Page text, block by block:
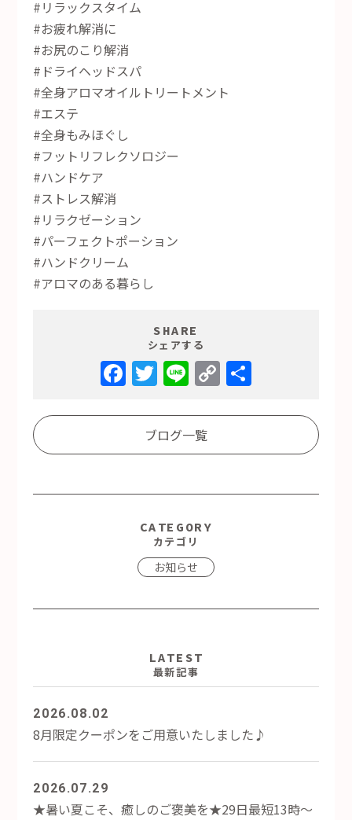
#リラックスタイム
#お疲れ解消に
#お尻のこり解消
#ドライヘッドスパ
#全身アロマオイルトリートメント
#エステ
#全身もみほぐし
#フットリフレクソロジー
#ハンドケア
#ストレス解消
#リラクゼーション
#パーフェクトポーション
#ハンドクリーム
#アロマのある暮らし
SHARE
シェアする
Facebook
Twitter
LineCopy
Link
ブログ一覧
CATEGORY
カテゴリ
お知らせ
LATEST
最新記事
2026.08.02
8月限定クーポンをご用意いたしました♪
2026.07.29
★暑い夏こそ、癒しのご褒美を★29日最短13時～